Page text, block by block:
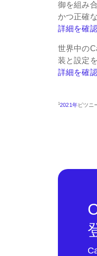
御を組み
かつ正確
詳細を確
世界中の
装と設定
詳細を確
12021年ピツニ